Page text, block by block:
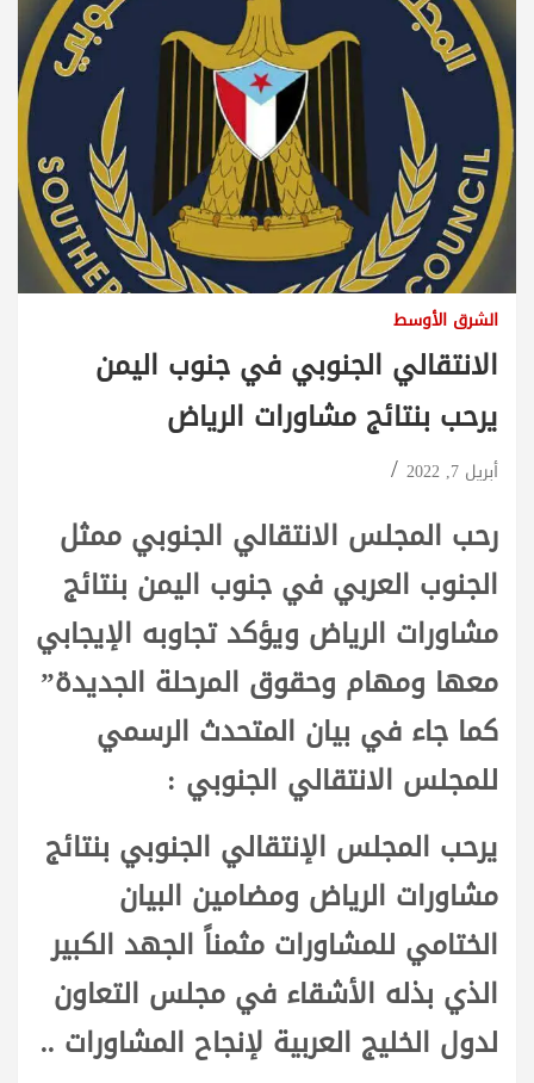
الشرق الأوسط
الانتقالي الجنوبي في جنوب اليمن
يرحب بنتائج مشاورات الرياض
أبريل 7, 2022
رحب المجلس الانتقالي الجنوبي ممثل
الجنوب العربي في جنوب اليمن بنتائج
مشاورات الرياض ويؤكد تجاوبه الإيجابي
معها ومهام وحقوق المرحلة الجديدة”
كما جاء في بيان المتحدث الرسمي
للمجلس الانتقالي الجنوبي :
يرحب المجلس الإنتقالي الجنوبي بنتائج
مشاورات الرياض ومضامين البيان
الختامي للمشاورات مثمناً الجهد الكبير
الذي بذله الأشقاء في مجلس التعاون
لدول الخليج العربية لإنجاح المشاورات ..